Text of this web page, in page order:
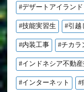
#デザートアイランド
#技能実習生 #引越
#内装工事 #チカラ
#インドネシア不動
#インターネット #